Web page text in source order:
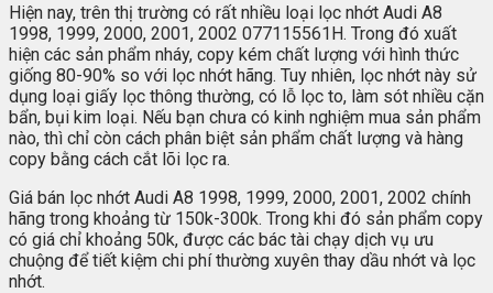
Hiện nay, trên thị trường có rất nhiều loại lọc nhớt Audi A8
1998, 1999, 2000, 2001, 2002 077115561H. Trong đó xuất
hiện các sản phẩm nháy, copy kém chất lượng với hình thức
giống 80-90% so với lọc nhớt hãng. Tuy nhiên, lọc nhớt này sử
dụng loại giấy lọc thông thường, có lỗ lọc to, làm sót nhiều cặn
bẩn, bụi kim loại. Nếu bạn chưa có kinh nghiệm mua sản phẩm
nào, thì chỉ còn cách phân biệt sản phẩm chất lượng và hàng
copy bằng cách cắt lõi lọc ra.
Giá bán lọc nhớt Audi A8 1998, 1999, 2000, 2001, 2002 chính
hãng trong khoảng từ 150k-300k. Trong khi đó sản phẩm copy
có giá chỉ khoảng 50k, được các bác tài chạy dịch vụ ưu
chuộng để tiết kiệm chi phí thường xuyên thay dầu nhớt và lọc
nhớt.